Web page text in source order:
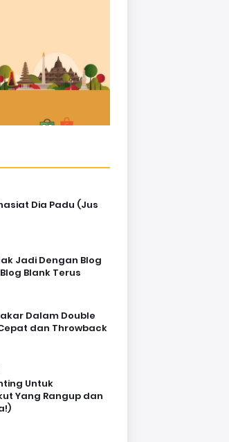
Dia Padu (Jus
Jadi Dengan Blog
Blank Terus
Dalam Double
dan Throwback
Untuk
Yang Rangup dan